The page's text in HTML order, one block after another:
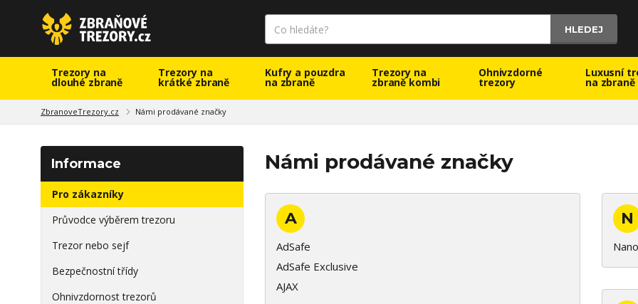
HLEDEJ
Trezory na
dlouhé zbraně
Trezory na
krátké zbraně
Kufry a pouzdra
na zbraně
Trezory na
zbraně kombi
Ohnivzdorné
trezory
Luxusní
na zbraně
ZbranoveTrezory.cz Námi prodávané značky
Informace
Pro zákazníky
Průvodce výběrem trezoru
Trezor nebo sejf
Bezpečnostní třídy
Ohnivzdornost trezorů
Námi prodávané značky
A
AdSafe
AdSafe Exclusive
AJAX
N